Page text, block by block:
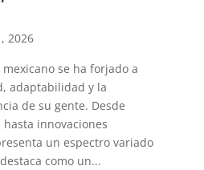
2026
se ha forjado a
adaptabilidad y la
de su gente. Desde
innovaciones
un espectro variado
como un...